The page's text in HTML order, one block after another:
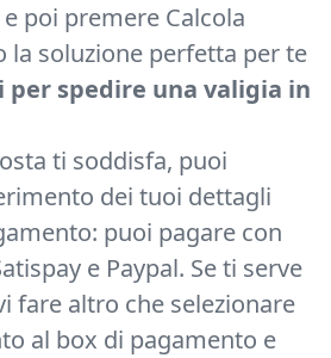
poi premere Calcola
soluzione perfetta per te
per spedire una valigia in
ti soddisfa, puoi
dei tuoi dettagli
puoi pagare con
e Paypal. Se ti serve
fare altro che selezionare
al box di pagamento e